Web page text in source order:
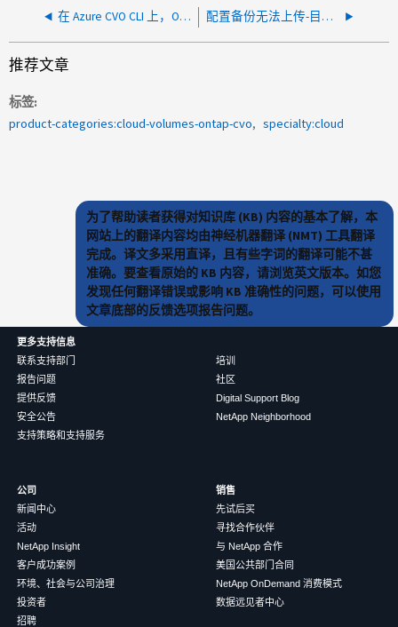
在 Azure CVO CLI 上，ONTAP 升级到 9.17.1P6 后集群 shell 命令运行缓慢 配置备份无法上传-目标URL无效
推荐文章
标签
product-categories:cloud-volumes-ontap-cvo
specialty:cloud
为了帮助读者获得对知识库 (KB) 内容的基本了解，本
网站上的翻译内容均由神经机器翻译 (NMT) 工具翻译
完成。译文多采用直译，且有些字词的翻译可能不甚
准确。要查看原始的 KB 内容，请浏览英文版本。如您
发现任何翻译错误或影响 KB 准确性的问题，可以使用
文章底部的反馈选项报告问题。
更多支持信息
联系支持部门
报告问题
提供反馈
安全公告
支持策略和支持服务
培训
社区
Digital Support Blog
NetApp Neighborhood
公司
新闻中心
活动
NetApp Insight
客户成功案例
环境、社会与公司治理
投资者
招聘
销售
先试后买
寻找合作伙伴
与 NetApp 合作
美国公共部门合同
NetApp OnDemand 消费模式
数据远见者中心